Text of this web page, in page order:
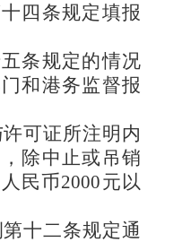
四条规定填报
条规定的情况
和港务监督报
可证所注明内
除中止或吊销
民币2000元以
十二条规定通